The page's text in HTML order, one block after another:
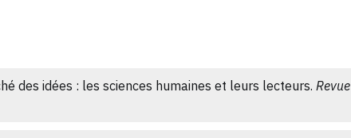
des idées : les sciences humaines et leurs lecteurs.